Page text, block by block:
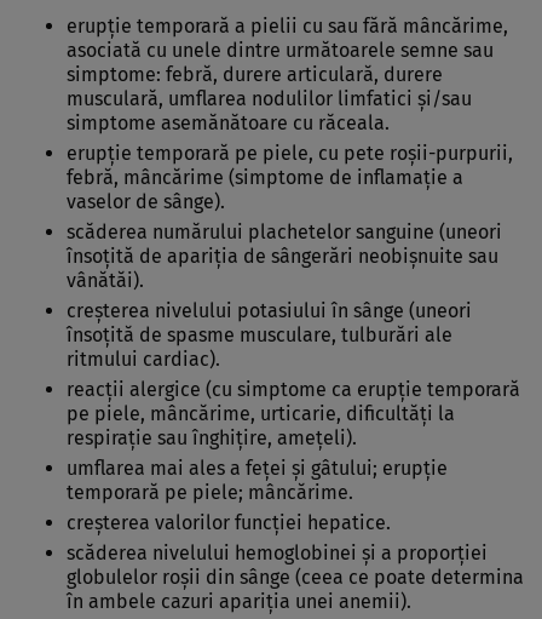
erupţie temporară a pielii cu sau fără mâncărime,
asociată cu unele dintre următoarele semne sau
simptome: febră, durere articulară, durere
musculară, umflarea nodulilor limfatici şi/sau
simptome asemănătoare cu răceala.
erupţie temporară pe piele, cu pete roşii-purpurii,
febră, mâncărime (simptome de inflamaţie a
vaselor de sânge).
scăderea numărului plachetelor sanguine (uneori
însoţită de apariţia de sângerări neobişnuite sau
vânătăi).
creşterea nivelului potasiului în sânge (uneori
însoţită de spasme musculare, tulburări ale
ritmului cardiac).
reacţii alergice (cu simptome ca erupţie temporară
pe piele, mâncărime, urticarie, dificultăţi la
respiraţie sau înghiţire, ameţeli).
umflarea mai ales a feţei şi gâtului; erupţie
temporară pe piele; mâncărime.
creşterea valorilor funcţiei hepatice.
scăderea nivelului hemoglobinei şi a proporţiei
globulelor roşii din sânge (ceea ce poate determina
în ambele cazuri apariţia unei anemii).